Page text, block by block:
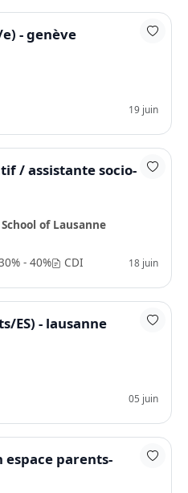
- genève
19 juin
/ assistante socio-
of Lausanne
- 40% CDI 18 juin
ES) - lausanne
05 juin
parents-